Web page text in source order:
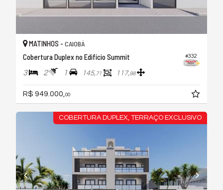
#332
MATINHOS - CAIOBÁ
Cobertura Duplex no Edifício Summit
3 2 1 145,71 117,98
R$ 949.000, 00
COBERTURA DUPLEX, TERRAÇO EXCLUSIVO